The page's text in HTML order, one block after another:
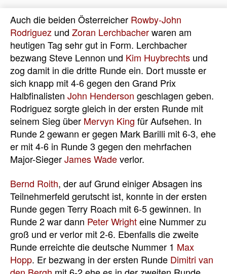
Auch die beiden Österreicher Rowby-John
Rodriguez und Zoran Lerchbacherwaren am
heutigen Tag sehr gut in Form. Lerchbacher
bezwang Steve Lennon und Kim Huybrechts und
zog damit in die dritte Runde ein. Dort musste er
sich knapp mit 4-6 gegen den Grand Prix
Halbfinalisten John Henderson geschlagen geben.
Rodriguez sorgte gleich in der ersten Runde mit
seinem Sieg über Mervyn King für Aufsehen. In
Runde 2 gewann er gegen Mark Barilli mit 6-3, ehe
er mit 4-6 in Runde 3 gegen den mehrfachen
Major-SiegerJames Wadeverlor.
Bernd Roith, der auf Grund einiger Absagen ins
Teilnehmerfeld gerutscht ist, konnte in der ersten
Runde gegen Terry Roach mit 6-5 gewinnen. In
Runde 2 war dann Peter Wrighteine Nummer zu
groß und er verlor mit 2-6. Ebenfalls die zweite
Runde erreichte die deutsche Nummer 1 Max
Hopp. Er bezwang in der ersten Runde Dimitri van